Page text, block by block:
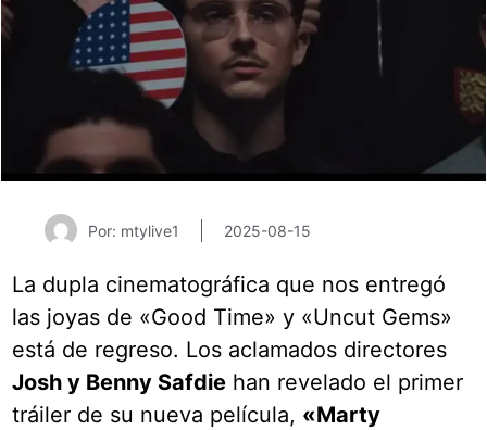
Por: mtylive1 2025-08-15
La dupla cinematográfica que nos entregó
las joyas de «Good Time» y «Uncut Gems»
está de regreso. Los aclamados directores
Josh y Benny Safdie han revelado el primer
tráiler de su nueva película, «Marty